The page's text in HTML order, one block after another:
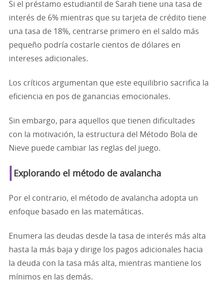
Si el préstamo estudiantil de Sarah tiene una tasa de
interés de 6% mientras que su tarjeta de crédito tiene
una tasa de 18%, centrarse primero en el saldo más
pequeño podría costarle cientos de dólares en
intereses adicionales.
Los críticos argumentan que este equilibrio sacrifica la
eficiencia en pos de ganancias emocionales.
Sin embargo, para aquellos que tienen dificultades
con la motivación, la estructura del Método Bola de
Nieve puede cambiar las reglas del juego.
Explorando el método de avalancha
Por el contrario, el método de avalancha adopta un
enfoque basado en las matemáticas.
Enumera las deudas desde la tasa de interés más alta
hasta la más baja y dirige los pagos adicionales hacia
la deuda con la tasa más alta, mientras mantiene los
mínimos en las demás.